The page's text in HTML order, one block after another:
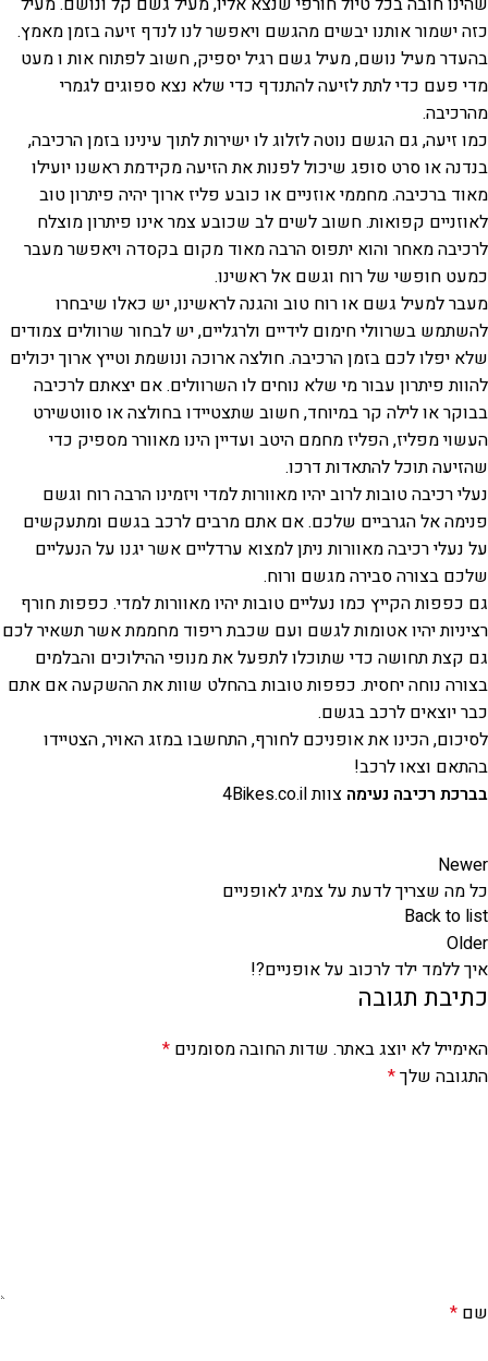
כזה ישמור אותנו יבשים מהגשם ויאפשר לנו לנדף זיעה בזמן מאמץ.
בהעדר מעיל נושם, מעיל גשם רגיל יספיק, חשוב לפתוח אות ו מעט
מדי פעם כדי לתת לזיעה להתנדף כדי שלא נצא ספוגים לגמרי
מהרכיבה.
כמו זיעה, גם הגשם נוטה לזלוג לו ישירות לתוך עינינו בזמן הרכיבה,
בנדנה או סרט סופג שיכול לפנות את הזיעה מקידמת ראשנו יועילו
מאוד ברכיבה. מחממי אוזניים או כובע פליז ארוך יהיה פיתרון טוב
לאוזניים קפואות. חשוב לשים לב שכובע צמר אינו פיתרון מוצלח
לרכיבה מאחר והוא יתפוס הרבה מאוד מקום בקסדה ויאפשר מעבר
כמעט חופשי של רוח וגשם אל ראשינו.
מעבר למעיל גשם או רוח טוב והגנה לראשינו, יש כאלו שיבחרו
להשתמש בשרוולי חימום לידיים ולרגליים, יש לבחור שרוולים צמודים
שלא יפלו לכם בזמן הרכיבה. חולצה ארוכה ונושמת וטייץ ארוך יכולים
להוות פיתרון עבור מי שלא נוחים לו השרוולים. אם יצאתם לרכיבה
בבוקר או לילה קר במיוחד, חשוב שתצטיידו בחולצה או סווטשירט
העשוי מפליז, הפליז מחמם היטב ועדיין הינו מאוורר מספיק כדי
שהזיעה תוכל להתאדות דרכו.
נעלי רכיבה טובות לרוב יהיו מאוורות למדי ויזמינו הרבה רוח וגשם
פנימה אל הגרביים שלכם. אם אתם מרבים לרכב בגשם ומתעקשים
על נעלי רכיבה מאוורות ניתן למצוא ערדליים אשר יגנו על הנעליים
שלכם בצורה סבירה מגשם ורוח.
גם כפפות הקייץ כמו נעליים טובות יהיו מאוורות למדי. כפפות חורף
רציניות יהיו אטומות לגשם ועם שכבת ריפוד מחממת אשר תשאיר לכם
גם קצת תחושה כדי שתוכלו לתפעל את מנופי ההילוכים והבלמים
בצורה נוחה יחסית. כפפות טובות בהחלט שוות את ההשקעה אם אתם
כבר יוצאים לרכב בגשם.
לסיכום, הכינו את אופניכם לחורף, התחשבו במזג האויר, הצטיידו
בהתאם וצאו לרכב!
בברכת רכיבה נעימה צוות4Bikes.co.il
Newer
כל מה שצריך לדעת על צמיג לאופניים
Back to list
Older
איך ללמד ילד לרכוב על אופניים?!
כתיבת תגובה
האימייל לא יוצג באתר. שדות החובה מסומנים *
התגובה שלך*
שם *